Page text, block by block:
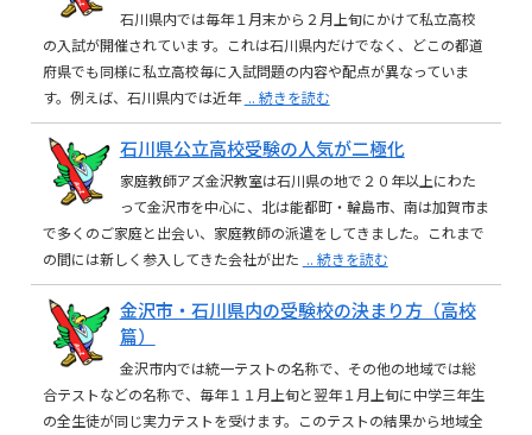
石川県内では毎年１月末から２月上旬にかけて私立高校
の入試が開催されています。これは石川県内だけでなく、どこの都道
府県でも同様に私立高校毎に入試問題の内容や配点が異なっていま
す。例えば、石川県内では近年 .. 続きを読む
石川県公立高校受験の人気が二極化
家庭教師アズ金沢教室は石川県の地で２０年以上にわた
って金沢市を中心に、北は能都町・輪島市、南は加賀市ま
で多くのご家庭と出会い、家庭教師の派遣をしてきました。これまで
の間には新しく参入してきた会社が出た .. 続きを読む
金沢市・石川県内の受験校の決まり方（高校
篇）
金沢市内では統一テストの名称で、その他の地域では総
合テストなどの名称で、毎年１１月上旬と翌年１月上旬に中学三年生
の全生徒が同じ実力テストを受けます。このテストの結果から地域全